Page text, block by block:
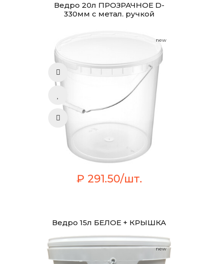
Ведро 20л ПРОЗРАЧНОЕ D-
330мм с метал. ручкой
new
₽ 291.50/шт.
Ведро 15л БЕЛОЕ + КРЫШКА
new